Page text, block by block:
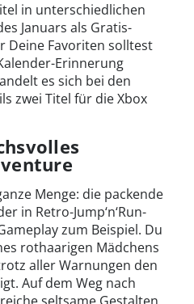
in unterschiedlichen
Januars als Gratis-
Deine Favoriten solltest
Erinnerung
es sich bei den
zwei Titel für die Xbox
Menge: die packende
in Retro-Jump‘n‘Run-
zum Beispiel. Du
rothaarigen Mädchens
aller Warnungen den
Auf dem Weg nach